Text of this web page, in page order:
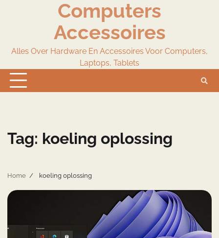
Computers
Accessoires
Alles Over Hardware En Accessoires Voor Computers,
Laptops, Tablets
Tag: koeling oplossing
Home koeling oplossing